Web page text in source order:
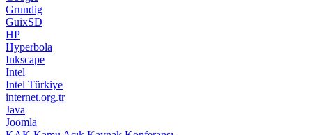
Grundig
GuixSD
HP
Hyperbola
Inkscape
Intel
Intel Türkiye
internet.org.tr
Java
Joomla